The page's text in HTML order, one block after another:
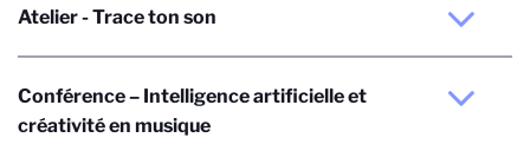
Atelier - Trace ton son
Conférence – Intelligence artificielle et
créativité en musique